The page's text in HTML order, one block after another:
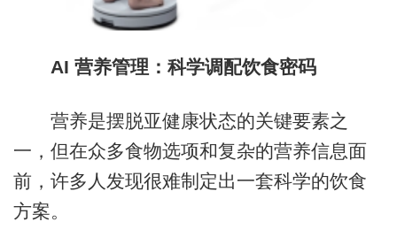
AI 营养管理：科学调配饮食密码
营养是摆脱亚健康状态的关键要素之
一，但在众多食物选项和复杂的营养信息面
前，许多人发现很难制定出一套科学的饮食
方案。